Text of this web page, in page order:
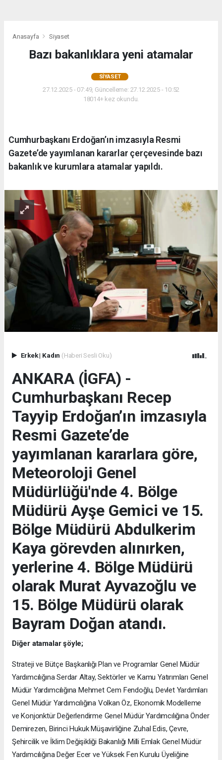
Anasayfa Siyaset
Bazı bakanlıklara yeni atamalar
SIYASET
27.12.2025 - 07:49, Güncelleme: 27.12.2025 - 10:52
18014+ kez okundu.
Cumhurbaşkanı Erdoğan’ın imzasıyla Resmi
Gazete’de yayımlanan kararlar çerçevesinde bazı
bakanlık ve kurumlara atamalar yapıldı.
Erkek| Kadın (Haberi Sesli Oku)
ANKARA (İGFA) -
Cumhurbaşkanı Recep
Tayyip Erdoğan’ın imzasıyla
Resmi Gazete’de
yayımlanan kararlara göre,
Meteoroloji Genel
Müdürlüğü'nde 4. Bölge
Müdürü Ayşe Gemici ve 15.
Bölge Müdürü Abdulkerim
Kaya görevden alınırken,
yerlerine 4. Bölge Müdürü
olarak Murat Ayvazoğlu ve
15. Bölge Müdürü olarak
Bayram Doğan atandı.
Diğer atamalar şöyle;
Strateji ve Bütçe Başkanlığı Plan ve Programlar Genel Müdür
Yardımcılığına Serdar Altay, Sektörler ve Kamu Yatırımları Genel
Müdür Yardımcılığına Mehmet Cem Fendoğlu, Devlet Yardımları
Genel Müdür Yardımcılığına Volkan Öz, Ekonomik Modelleme
ve Konjonktür Değerlendirme Genel Müdür Yardımcılığına Önder
Demirezen, Birinci Hukuk Müşavirliğine Zuhal Edis, Çevre,
Şehircilik ve İklim Değişikliği Bakanlığı Milli Emlak Genel Müdür
Yardımcılığına Değer Ecer ve Yüksek Fen Kurulu Üyeliğine